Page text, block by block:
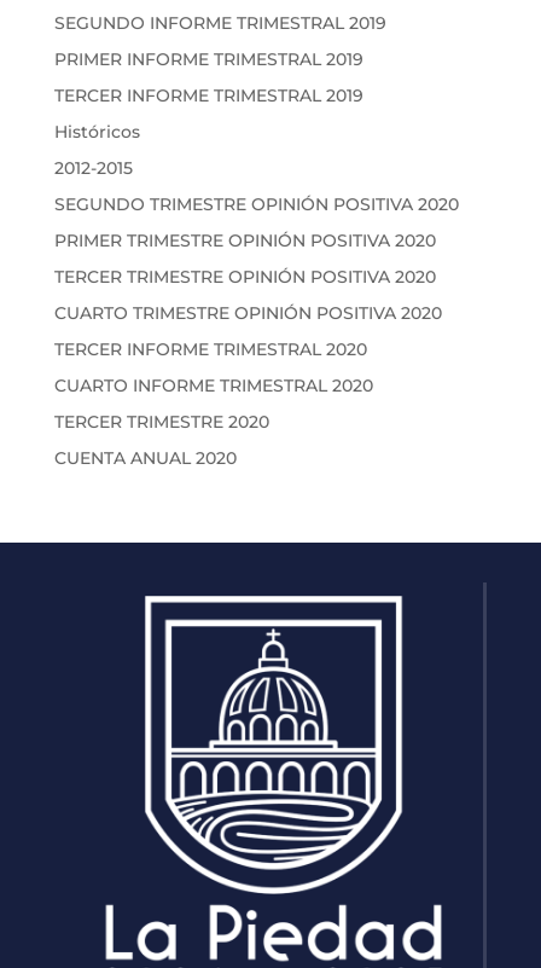
SEGUNDO INFORME TRIMESTRAL 2019
PRIMER INFORME TRIMESTRAL 2019
TERCER INFORME TRIMESTRAL 2019
Históricos
2012-2015
SEGUNDO TRIMESTRE OPINIÓN POSITIVA 2020
PRIMER TRIMESTRE OPINIÓN POSITIVA 2020
TERCER TRIMESTRE OPINIÓN POSITIVA 2020
CUARTO TRIMESTRE OPINIÓN POSITIVA 2020
TERCER INFORME TRIMESTRAL 2020
CUARTO INFORME TRIMESTRAL 2020
TERCER TRIMESTRE 2020
CUENTA ANUAL 2020